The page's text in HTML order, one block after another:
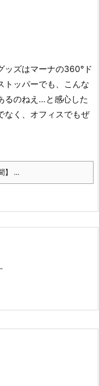
ッズはマーナの360°ド
トッパーでも、こんな
るのねえ…と感心した
なく、オフィスでもぜ
】 ...